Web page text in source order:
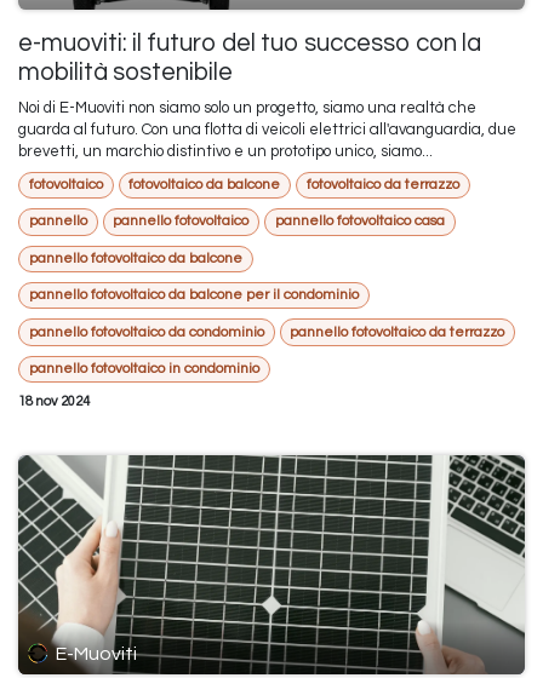
e-muoviti: il futuro del tuo successo con la
mobilità sostenibile
Noi di E-Muoviti non siamo solo un progetto, siamo una realtà che
guarda al futuro. Con una flotta di veicoli elettrici all'avanguardia, due
brevetti, un marchio distintivo e un prototipo unico, siamo...
fotovoltaico fotovoltaico da balcone fotovoltaico da terrazzo
pannello pannello fotovoltaico pannello fotovoltaico casa
pannello fotovoltaico da balcone
pannello fotovoltaico da balcone per il condominio
pannello fotovoltaico da condominio pannello fotovoltaico da terrazzo
pannello fotovoltaico in condominio
18 nov 2024
E-Muoviti